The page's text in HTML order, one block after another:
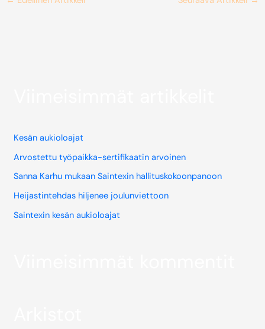
Kesän aukioloajat
Arvostettu työpaikka-sertifikaatin arvoinen
Sanna Karhu mukaan Saintexin hallituskokoonpanoon
Heijastintehdas hiljenee joulunviettoon
Saintexin kesän aukioloajat